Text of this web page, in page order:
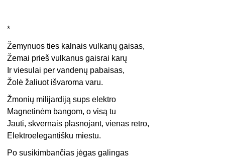
*
Žemynuos ties kalnais vulkanų gaisas,
Žemai prieš vulkanus gaisrai karų
Ir viesulai per vandenų pabaisas,
Žolė žaliuot išvaroma varu.
Žmonių milijardiją sups elektro
Magnetinėm bangom, o visą tu
Jauti, skvernais plasnojant, vienas retro,
Elektroelegantišku miestu.
Po susikimbančias jėgas galingas